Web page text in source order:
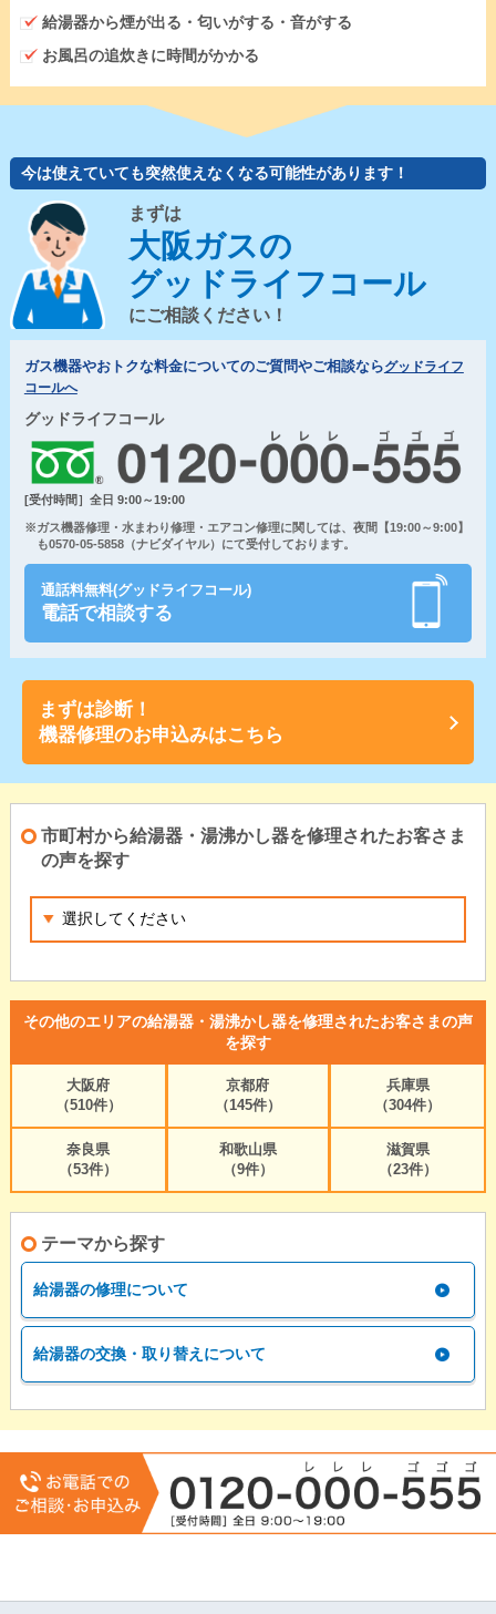
給湯器から煙が出る・匂いがする・音がする
お風呂の追炊きに時間がかかる
今は使えていても突然使えなくなる可能性があります！
まずは
大阪ガスの
グッドライフコール
にご相談ください！
ガス機器やおトクな料金についてのご質問やご相談ならグッドライフ
コールへ
グッドライフコール
[受付時間］全日 9:00～19:00
※ガス機器修理・水まわり修理・エアコン修理に関しては、夜間【19:00～9:00】
も0570-05-5858（ナビダイヤル）にて受付しております。
通話料無料(グッドライフコール)
電話で相談する
まずは診断！
機器修理のお申込みはこちら
市町村から給湯器・湯沸かし器を修理されたお客さま
の声を探す
その他のエリアの給湯器・湯沸かし器を修理されたお客さまの声
を探す
大阪府
（510件）
京都府
（145件）
兵庫県
（304件）
奈良県
（53件）
和歌山県
（9件）
滋賀県
（23件）
テーマから探す
給湯器の修理について
給湯器の交換・取り替えについて